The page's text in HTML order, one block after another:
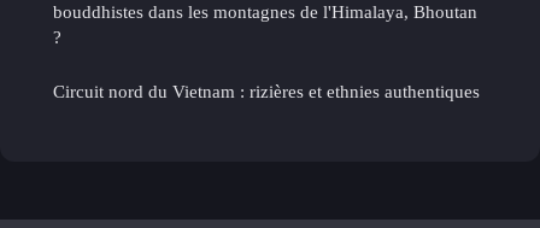
bouddhistes dans les montagnes de l'Himalaya, Bhoutan
?
Circuit nord du Vietnam : rizières et ethnies authentiques